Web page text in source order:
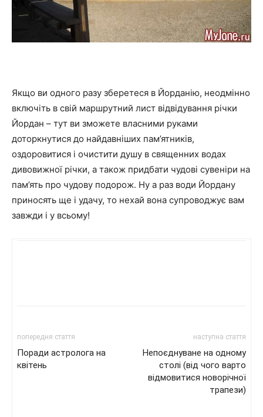
Якщо ви одного разу зберетеся в Йорданію, неодмінно
включіть в свій маршрутний лист відвідування річки
Йордан – тут ви зможете власними руками
доторкнутися до найдавніших пам’ятників,
оздоровитися і очистити душу в священних водах
дивовижної річки, а також придбати чудові сувеніри на
пам’ять про чудову подорож. Ну а раз води Йордану
приносять ще і удачу, то нехай вона супроводжує вам
завжди і у всьому!
попередня стаття
Поради астролога на
квітень
наступна стаття
Непоєднуване на одному
столі (від чого варто
відмовитися новорічної
трапези)